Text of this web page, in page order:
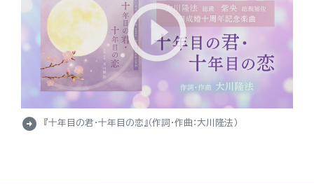
arrow_circle_right 『十年目の君・十年目の恋』（作詞・作曲：大川隆法）